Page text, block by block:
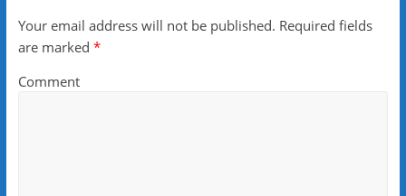
Your email address will not be published. Required fields
are marked *
Comment